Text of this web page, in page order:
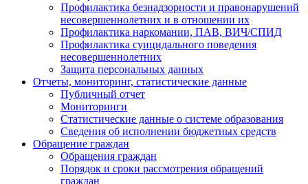
Профилактика безнадзорности и правонарушений
несовершеннолетних и в отношении их
Профилактика наркомании, ПАВ, ВИЧ/СПИД
Профилактика суицидального поведения
несовершеннолетних
Защита персональных данных
Отчеты, мониторинг, статистические данные
Публичный отчет
Мониторинги
Статистические данные о системе образования
Сведения об исполнении бюджетных средств
Обращение граждан
Обращения граждан
Порядок и сроки рассмотрения обращений
граждан